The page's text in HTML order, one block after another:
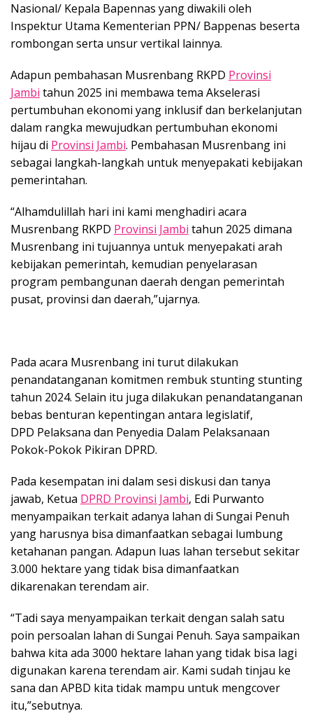
Nasional/ Kepala Bapennas yang diwakili oleh
Inspektur Utama Kementerian PPN/ Bappenas beserta
rombongan serta unsur vertikal lainnya.
Adapun pembahasan Musrenbang RKPD Provinsi
Jambi tahun 2025 ini membawa tema Akselerasi
pertumbuhan ekonomi yang inklusif dan berkelanjutan
dalam rangka mewujudkan pertumbuhan ekonomi
hijau di Provinsi Jambi. Pembahasan Musrenbang ini
sebagai langkah-langkah untuk menyepakati kebijakan
pemerintahan.
“Alhamdulillah hari ini kami menghadiri acara
Musrenbang RKPD Provinsi Jambi tahun 2025 dimana
Musrenbang ini tujuannya untuk menyepakati arah
kebijakan pemerintah, kemudian penyelarasan
program pembangunan daerah dengan pemerintah
pusat, provinsi dan daerah,”ujarnya.
Pada acara Musrenbang ini turut dilakukan
penandatanganan komitmen rembuk stunting stunting
tahun 2024. Selain itu juga dilakukan penandatanganan
bebas benturan kepentingan antara legislatif,
DPD Pelaksana dan Penyedia Dalam Pelaksanaan
Pokok-Pokok Pikiran DPRD.
Pada kesempatan ini dalam sesi diskusi dan tanya
jawab, Ketua DPRD Provinsi Jambi, Edi Purwanto
menyampaikan terkait adanya lahan di Sungai Penuh
yang harusnya bisa dimanfaatkan sebagai lumbung
ketahanan pangan. Adapun luas lahan tersebut sekitar
3.000 hektare yang tidak bisa dimanfaatkan
dikarenakan terendam air.
“Tadi saya menyampaikan terkait dengan salah satu
poin persoalan lahan di Sungai Penuh. Saya sampaikan
bahwa kita ada 3000 hektare lahan yang tidak bisa lagi
digunakan karena terendam air. Kami sudah tinjau ke
sana dan APBD kita tidak mampu untuk mengcover
itu,”sebutnya.